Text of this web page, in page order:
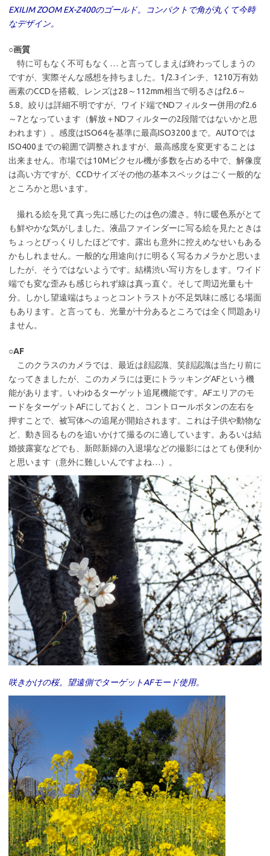
EXILIM ZOOM EX-Z400のゴールド。コンパクトで角が丸くて今時
なデザイン。
○画質
特に可もなく不可もなく… と言ってしまえば終わってしまうの
ですが、実際そんな感想を持ちました。1/2.3インチ、1210万有効
画素のCCDを搭載、レンズは28～112mm相当で明るさはf2.6～
5.8。絞りは詳細不明ですが、ワイド端でNDフィルター併用のf2.6
～7となっています（解放＋NDフィルターの2段階ではないかと思
われます）。感度はISO64を基準に最高ISO3200まで。AUTOでは
ISO400までの範囲で調整されますが、最高感度を変更することは
出来ません。市場では10Mピクセル機が多数を占める中で、解像度
は高い方ですが、CCDサイズその他の基本スペックはごく一般的な
ところかと思います。
撮れる絵を見て真っ先に感じたのは色の濃さ。特に暖色系がとて
も鮮やかな気がしました。液晶ファインダーに写る絵を見たときは
ちょっとびっくりしたほどです。露出も意外に控えめなせいもある
かもしれません。一般的な用途向けに明るく写るカメラかと思いま
したが、そうではないようです。結構渋い写り方をします。ワイド
端でも変な歪みも感じられず線は真っ直ぐ。そして周辺光量も十
分。しかし望遠端はちょっとコントラストが不足気味に感じる場面
もあります。と言っても、光量が十分あるところでは全く問題あり
ません。
○AF
このクラスのカメラでは、最近は顔認識、笑顔認識は当たり前に
なってきましたが、このカメラには更にトラッキングAFという機
能があります。いわゆるターゲット追尾機能です。AFエリアのモ
ードをターゲットAFにしておくと、コントロールボタンの左右を
押すことで、被写体への追尾が開始されます。これは子供や動物な
ど、動き回るものを追いかけて撮るのに適しています。あるいは結
婚披露宴などでも、新郎新婦の入退場などの撮影にはとても便利か
と思います（意外に難しいんですよね…）。
咲きかけの桜。望遠側でターゲットAFモード使用。